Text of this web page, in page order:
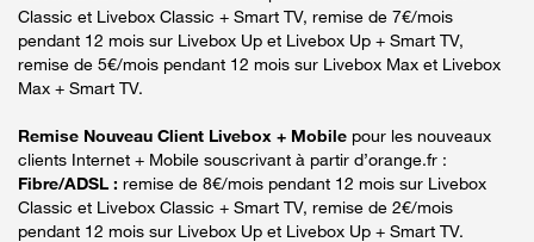
Classic et Livebox Classic + Smart TV, remise de 7€/mois
pendant 12 mois sur Livebox Up et Livebox Up + Smart TV,
remise de 5€/mois pendant 12 mois sur Livebox Max et Livebox
Max + Smart TV.
Remise Nouveau Client Livebox + Mobile pour les nouveaux
clients Internet + Mobile souscrivant à partir d’orange.fr :
Fibre/ADSL : remise de 8€/mois pendant 12 mois sur Livebox
Classic et Livebox Classic + Smart TV, remise de 2€/mois
pendant 12 mois sur Livebox Up et Livebox Up + Smart TV.